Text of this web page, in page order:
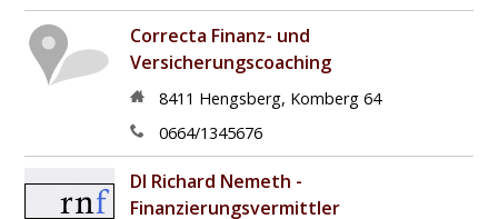
Correcta Finanz- und
Versicherungscoaching
8411 Hengsberg, Komberg 64
0664/1345676
DI Richard Nemeth -
Finanzierungsvermittler